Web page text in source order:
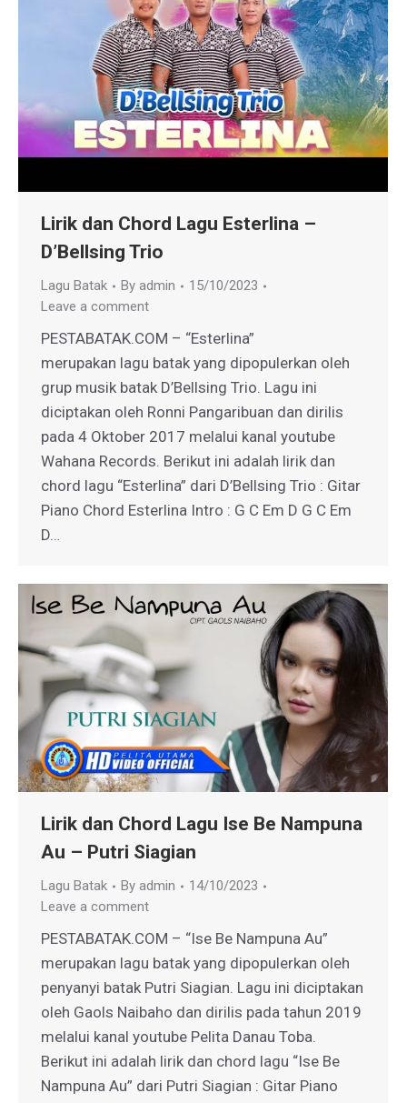
Lirik dan Chord Lagu Esterlina –
D’Bellsing Trio
Lagu Batak By admin
15/10/2023
Leave a comment
PESTABATAK.COM – “Esterlina”
merupakan lagu batak yang dipopulerkan oleh
grup musik batak D’Bellsing Trio. Lagu ini
diciptakan oleh Ronni Pangaribuan dan dirilis
pada 4 Oktober 2017 melalui kanal youtube
Wahana Records. Berikut ini adalah lirik dan
chord lagu “Esterlina” dari D’Bellsing Trio : Gitar
Piano Chord Esterlina Intro : G C Em D G C Em
D…
Lirik dan Chord Lagu Ise Be Nampuna
Au – Putri Siagian
Lagu Batak By admin
14/10/2023
Leave a comment
PESTABATAK.COM – “Ise Be Nampuna Au”
merupakan lagu batak yang dipopulerkan oleh
penyanyi batak Putri Siagian. Lagu ini diciptakan
oleh Gaols Naibaho dan dirilis pada tahun 2019
melalui kanal youtube Pelita Danau Toba.
Berikut ini adalah lirik dan chord lagu “Ise Be
Nampuna Au” dari Putri Siagian : Gitar Piano